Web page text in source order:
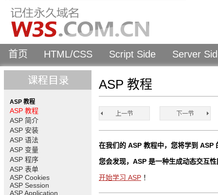
首页 HTML/CSS Script Side Server
ASP 教程
ASP 教程
ASP 简介
ASP 安装
ASP 语法
ASP 变量
ASP 程序
ASP 表单
ASP Cookies
ASP Session
ASP Application
ASP 教程
在我们的 ASP 教程中，您将学到 ASP
您会发现，ASP 是一种生成动态交互
开始学习 ASP ！